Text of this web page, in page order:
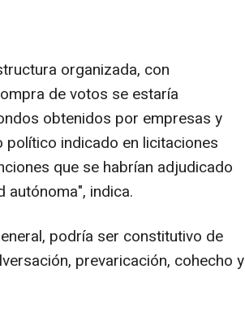
organizada, con
de votos se estaría
obtenidos por empresas y
indicado en licitaciones
que se habrían adjudicado
autónoma", indica.
podría ser constitutivo de
prevaricación, cohecho y